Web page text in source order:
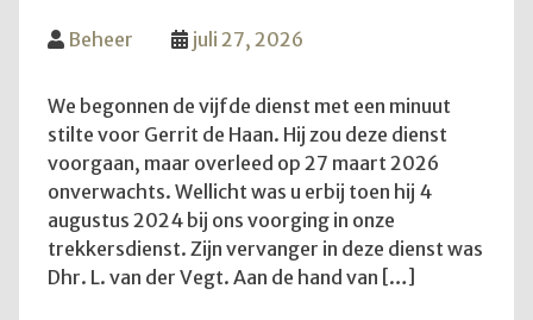
Beheer juli 27, 2026
We begonnen de vijfde dienst met een minuut
stilte voor Gerrit de Haan. Hij zou deze dienst
voorgaan, maar overleed op 27 maart 2026
onverwachts. Wellicht was u erbij toen hij 4
augustus 2024 bij ons voorging in onze
trekkersdienst. Zijn vervanger in deze dienst was
Dhr. L. van der Vegt. Aan de hand van […]